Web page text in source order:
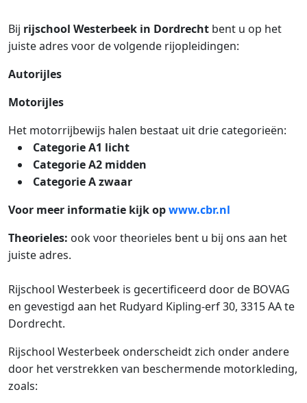
Bij rijschool Westerbeek in Dordrecht bent u op het
juiste adres voor de volgende rijopleidingen:
Autorijles
Motorijles
Het motorrijbewijs halen bestaat uit drie categorieën:
Categorie A1 licht
Categorie A2 midden
Categorie A zwaar
Voor meer informatie kijk opwww.cbr.nl
Theorieles: ook voor theorieles bent u bij ons aan het
juiste adres.
Rijschool Westerbeek is gecertificeerd door de BOVAG
en gevestigd aan het Rudyard Kipling-erf 30, 3315 AA te
Dordrecht.
Rijschool Westerbeek onderscheidt zich onder andere
door het verstrekken van beschermende motorkleding,
zoals: